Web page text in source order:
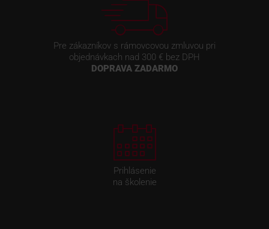
Pre zákazníkov s rámovcovou zmluvou pri
objednávkach nad 300 € bez DPH
DOPRAVA ZADARMO
Prihlásenie
na školenie